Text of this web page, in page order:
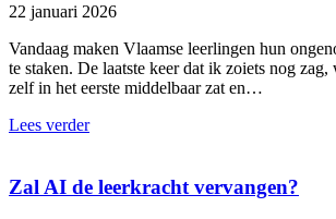
22 januari 2026
Vandaag maken Vlaamse leerlingen hun
te staken. De laatste keer dat ik zoiets nog
zelf in het eerste middelbaar zat en…
Lees verder
Zal AI de leerkracht vervangen?